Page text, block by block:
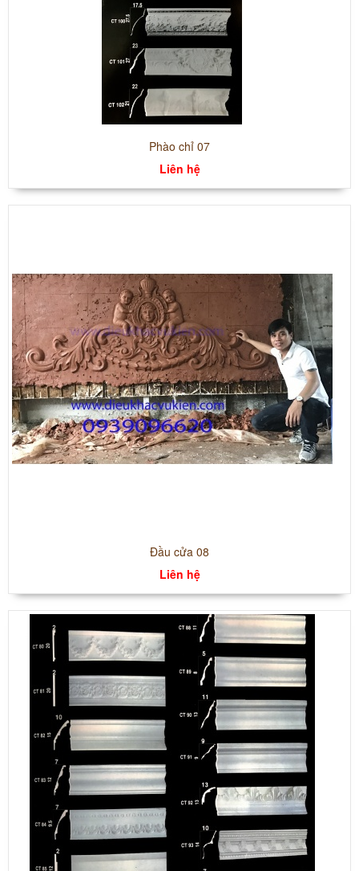
Phào chỉ 07
Liên hệ
Đầu cửa 08
Liên hệ